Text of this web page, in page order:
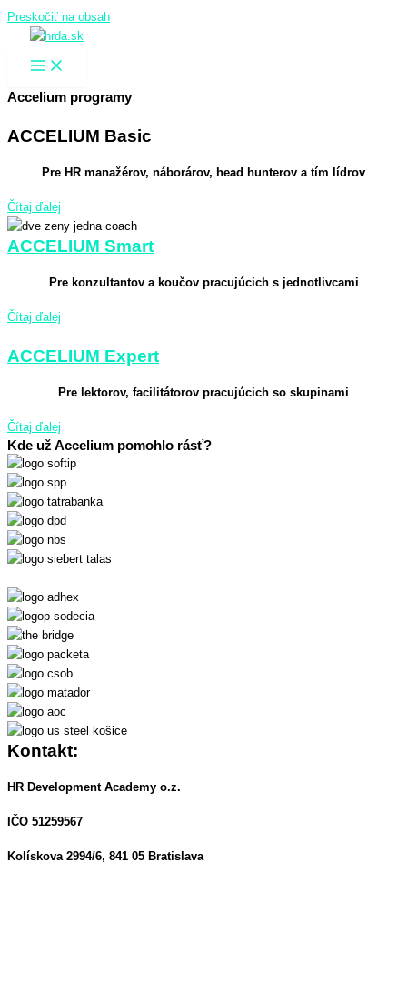
Preskočiť na obsah
Accelium programy
ACCELIUM Basic
Pre HR manažérov, náborárov, head hunterov a tím lídrov
Čítaj ďalej
ACCELIUM Smart
Pre konzultantov a koučov pracujúcich s jednotlivcami
Čítaj ďalej
ACCELIUM Expert
Pre lektorov, facilitátorov pracujúcich so skupinami
Čítaj ďalej
Kde už Accelium pomohlo rásť?
Kontakt:
HR Development Academy o.z.
IČO 51259567
Kolískova 2994/6, 841 05 Bratislava